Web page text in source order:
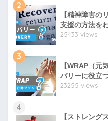
2
【精神障害の
支援の方法を
25433 views
3
【WRAP（元
バリーに役立
23255 views
4
【ストレング